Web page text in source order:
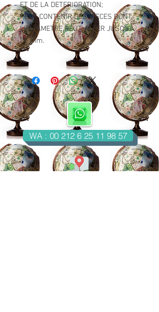
ET DE LA DETERIORATION;
PEUT CONTENIR DES PIECES DONT
LE DIAMETRE PEUT ALLER JUSQU'A
35 mm.
WA : 00 212 6 25 11 98 57